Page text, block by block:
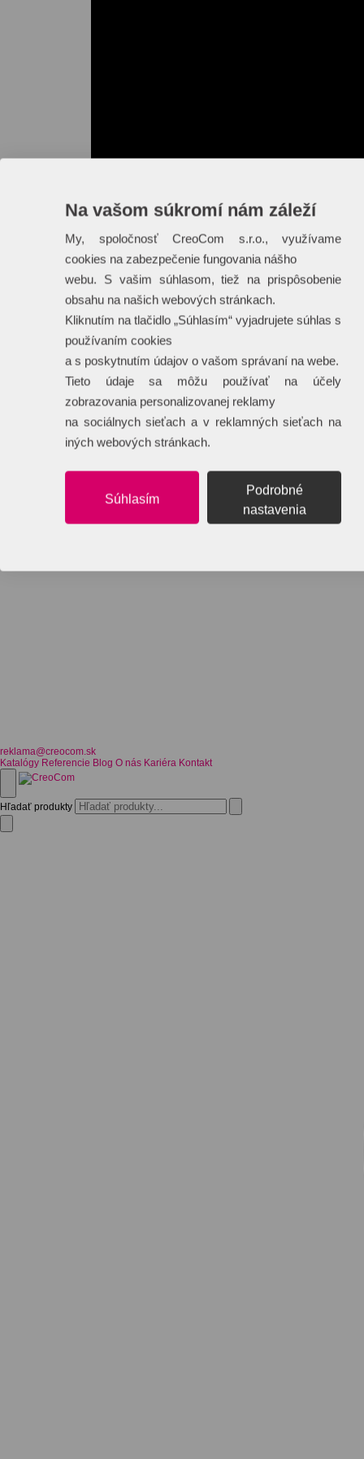
reklama@creocom.sk
Katalógy Referencie Blog O nás Kariéra Kontakt
Hľadať produkty
Na vašom súkromí nám záleží
My, spoločnosť CreoCom s.r.o., využívame
cookies na zabezpečenie fungovania nášho
webu. S vašim súhlasom, tiež na prispôsobenie
obsahu na našich webových stránkach.
Kliknutím na tlačidlo „Súhlasím“ vyjadrujete súhlas s
používaním cookies
a s poskytnutím údajov o vašom správaní na webe.
Tieto údaje sa môžu používať na účely
zobrazovania personalizovanej reklamy
na sociálnych sieťach a v reklamných sieťach na
iných webových stránkach.
Súhlasím
Podrobné
nastavenia